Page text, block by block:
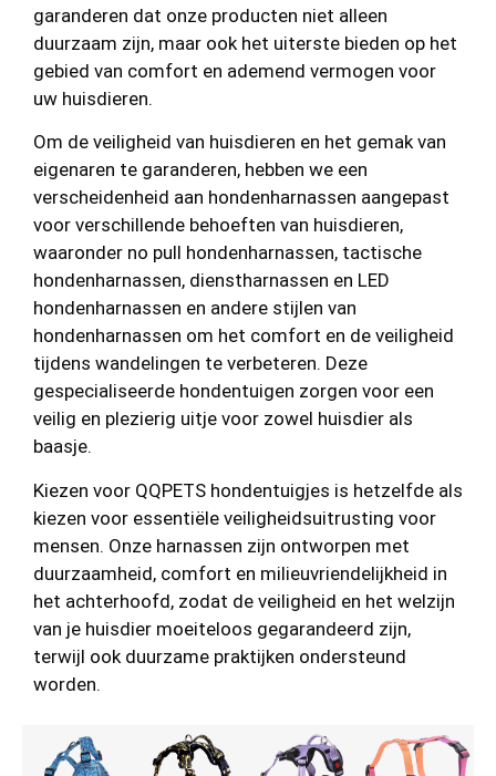
garanderen dat onze producten niet alleen
duurzaam zijn, maar ook het uiterste bieden op het
gebied van comfort en ademend vermogen voor
uw huisdieren.
Om de veiligheid van huisdieren en het gemak van
eigenaren te garanderen, hebben we een
verscheidenheid aan hondenharnassen aangepast
voor verschillende behoeften van huisdieren,
waaronder no pull hondenharnassen, tactische
hondenharnassen, dienstharnassen en LED
hondenharnassen en andere stijlen van
hondenharnassen om het comfort en de veiligheid
tijdens wandelingen te verbeteren. Deze
gespecialiseerde hondentuigen zorgen voor een
veilig en plezierig uitje voor zowel huisdier als
baasje.
Kiezen voor QQPETS hondentuigjes is hetzelfde als
kiezen voor essentiële veiligheidsuitrusting voor
mensen. Onze harnassen zijn ontworpen met
duurzaamheid, comfort en milieuvriendelijkheid in
het achterhoofd, zodat de veiligheid en het welzijn
van je huisdier moeiteloos gegarandeerd zijn,
terwijl ook duurzame praktijken ondersteund
worden.